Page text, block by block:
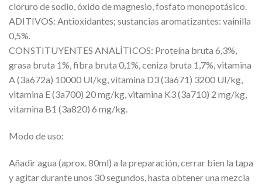
cloruro de sodio, óxido de magnesio, fosfato monopotásico.
ADITIVOS: Antioxidantes; sustancias aromatizantes: vainilla
0,5%.
CONSTITUYENTES ANALÍTICOS: Proteína bruta 6,3%,
grasa bruta 1%, fibra bruta 0,1%, ceniza bruta 1,7%, vitamina
A (3a672a) 10000 UI/kg, vitamina D3 (3a671) 3200 UI/kg,
vitamina E (3a700) 20 mg/kg, vitamina K3 (3a710) 2 mg/kg,
vitamina B1 (3a820) 6 mg/kg.
Modo de uso:
Añadir agua (aprox. 80ml) a la preparación, cerrar bien la tapa
y agitar durante unos 30 segundos, hasta obtener una mezcla